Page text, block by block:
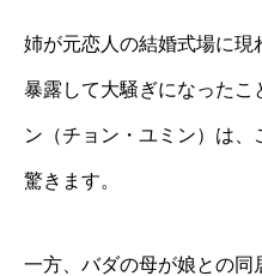
姉が元恋人の結婚式場に現
暴露して大騒ぎになったこ
ン（チョン・ユミン）は
驚きます。
一方、バダの母が娘との同